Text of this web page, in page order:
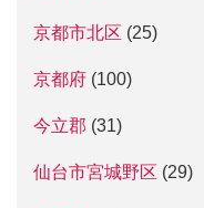
京都市北区 (25)
京都府 (100)
今立郡 (31)
仙台市宮城野区 (29)